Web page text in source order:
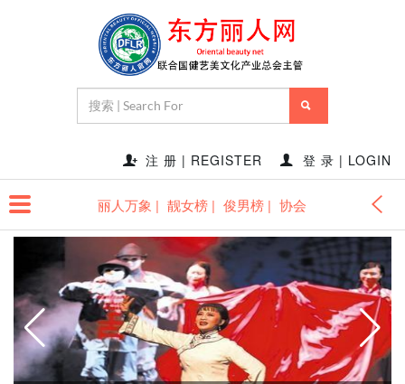
注 册 | REGISTER 登 录 | LOGIN
丽人万象 | 靓女榜 | 俊男榜 | 协会